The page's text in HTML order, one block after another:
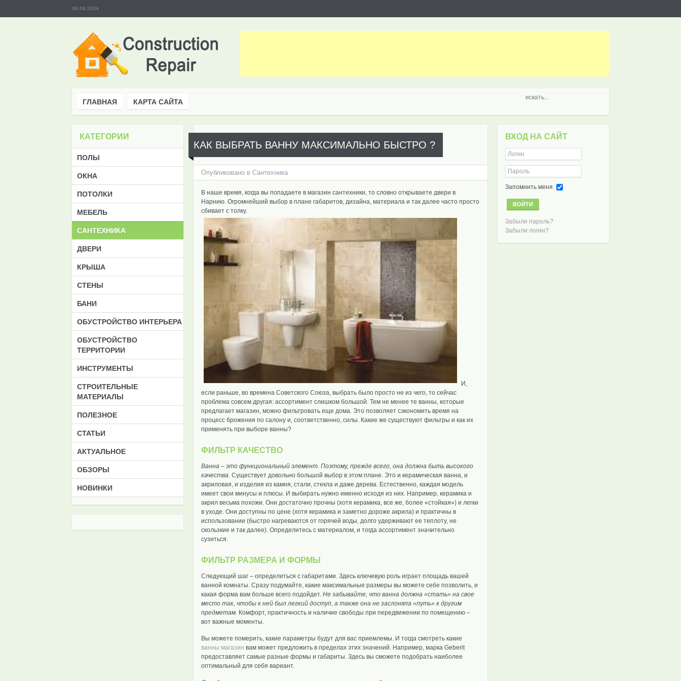
08.08.2026
ГЛАВНАЯ КАРТА САЙТА
КАК ВЫБРАТЬ ВАННУ МАКСИМАЛЬНО БЫСТРО ?
Опубликовано в Сантехника
В наше время, когда вы попадаете в магазин сантехники, то словно открываете двери в
Нарнию. Огромнейший выбор в плане габаритов, дизайна, материала и так далее часто просто
сбивает с толку.
И,
если раньше, во времена Советского Союза, выбрать было просто не из чего, то сейчас
проблема совсем другая: ассортимент слишком большой. Тем не менее те ванны, которые
предлагает магазин, можно фильтровать еще дома. Это позволяет сэкономить время на
процесс брожения по салону и, соответственно, силы. Какие же существуют фильтры и как их
применять при выборе ванны?
ФИЛЬТР КАЧЕСТВО
Ванна – это функциональный элемент. Поэтому, прежде всего, она должна быть высокого
качества. Существует довольно большой выбор в этом плане. Это и керамическая ванна, и
акриловая, и изделия из камня, стали, стекла и даже дерева. Естественно, каждая модель
имеет свои минусы и плюсы. И выбирать нужно именно исходя из них. Например, керамика и
акрил весьма похожи. Они достаточно прочны (хотя керамика, все же, более «стойкая») и легки
в уходе. Они доступны по цене (хотя керамика и заметно дороже акрила) и практичны в
использовании (быстро нагреваются от горячей воды, долго удерживают ее теплоту, не
скользкие и так далее). Определитесь с материалом, и тогда ассортимент значительно
сузиться.
ФИЛЬТР РАЗМЕРА И ФОРМЫ
Следующий шаг – определиться с габаритами. Здесь ключевую роль играет площадь вашей
ванной комнаты. Сразу подумайте, какие максимальные размеры вы можете себе позволить, и
какая форма вам больше всего подойдет. Не забывайте, что ванна должна «стать» на свое
место так, чтобы к ней был легкий доступ, а также она не заслоняла «путь» к другим
предметам. Комфорт, практичность и наличие свободы при передвижении по помещению –
вот важные моменты.
Вы можете померить, какие параметры будут для вас приемлемы. И тогда смотреть какие
ванны магазин вам может предложить в пределах этих значений. Например, марка Geberit
предоставляет самые разные формы и габариты. Здесь вы сможете подобрать наиболее
оптимальный для себя вариант.
КАТЕГОРИИ
ПОЛЫ
ОКНА
ПОТОЛКИ
МЕБЕЛЬ
САНТЕХНИКА
ДВЕРИ
КРЫША
СТЕНЫ
БАНИ
ОБУСТРОЙСТВО ИНТЕРЬЕРА
ОБУСТРОЙСТВО
ТЕРРИТОРИИ
ИНСТРУМЕНТЫ
CТРОИТЕЛЬНЫЕ
МАТЕРИАЛЫ
ПОЛЕЗНОЕ
СТАТЬИ
АКТУАЛЬНОЕ
ОБЗОРЫ
НОВИНКИ
ВХОД НА САЙТ
Запомнить меня
ВОЙТИ
Забыли пароль?
Забыли логин?